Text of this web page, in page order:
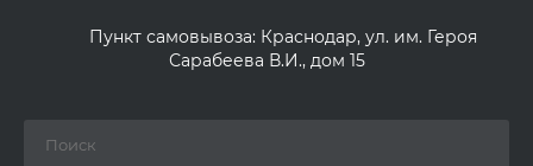
Пункт самовывоза: Краснодар, ул. им. Героя
Сарабеева В.И., дом 15